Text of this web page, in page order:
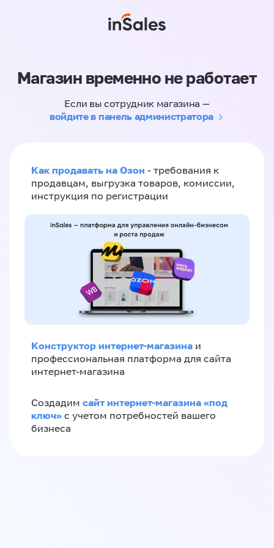
Магазин временно не работает
Если вы сотрудник магазина —
войдите в панель администратора
Как продавать на Озон - требования к
продавцам, выгрузка товаров, комиссии,
инструкция по регистрации
Конструктор интернет-магазина и
профессиональная платформа для сайта
интернет-магазина
Создадим сайт интернет-магазина «под
ключ» с учетом потребностей вашего
бизнеса